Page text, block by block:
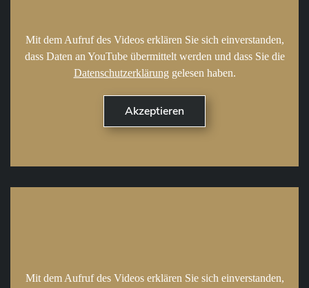
Mit dem Aufruf des Videos erklären Sie sich einverstanden,
dass Daten an YouTube übermittelt werden und dass Sie die
Datenschutzerklärung gelesen haben.
Mit dem Aufruf des Videos erklären Sie sich einverstanden,